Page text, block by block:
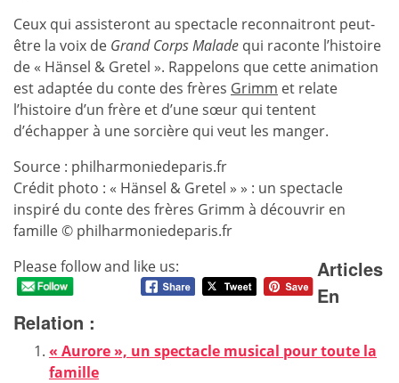
Ceux qui assisteront au spectacle reconnaitront peut-
être la voix de Grand Corps Malade qui raconte l’histoire
de « Hänsel & Gretel ». Rappelons que cette animation
est adaptée du conte des frères Grimm et relate
l’histoire d’un frère et d’une sœur qui tentent
d’échapper à une sorcière qui veut les manger.
Source : philharmoniedeparis.fr
Crédit photo : « Hänsel & Gretel » » : un spectacle
inspiré du conte des frères Grimm à découvrir en
famille © philharmoniedeparis.fr
Please follow and like us:
Articles
En
Relation :
« Aurore », un spectacle musical pour toute la
famille